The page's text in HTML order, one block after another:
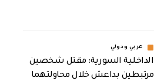
عربي ودولي
الداخلية السورية: مقتل شخصين
مرتبطين بداعش خلال محاولتهما